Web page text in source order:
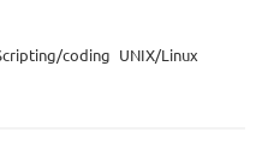
coding UNIX/Linux